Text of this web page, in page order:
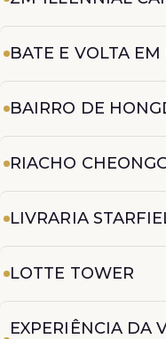
BATE E VOLTA
BAIRRO DE
RIACHO
LIVRARIA
LOTTE TOWER
EXPERIÊNCIA DA